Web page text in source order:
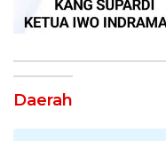
Daerah